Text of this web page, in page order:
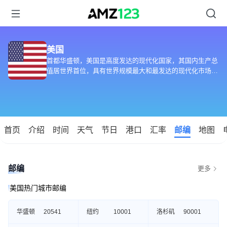
美国
首都华盛顿，美国是高度发达的现代化国家，其国内生产总
值居世界首位，具有世界规模最大和最发达的现代化市场经
首页 介绍 时间 天气 节日 港口 汇率 邮编 地图
邮编 更多
美国热门城市邮编
华盛顿 20541 纽约 10001 洛杉矶 90001